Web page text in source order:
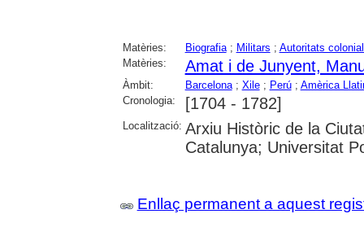
Matèries: Biografia; Militars ; Autoritats
Matèries:
Amat i de Junyent,
Àmbit: Barcelona; Xile; Perú; Amèrica
Cronologia:
[1704 - 1782]
Localització: Arxiu Històric de la
Catalunya; Universitat
Enllaç permanent a aquest